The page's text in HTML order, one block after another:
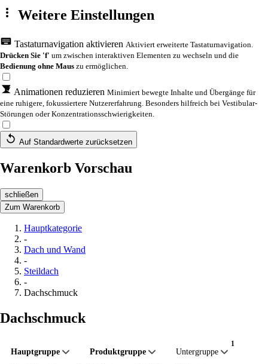
Weitere Einstellungen
Tastaturnavigation aktivieren Aktiviert erweiterte Tastaturnavigation.
Drücken Sie 'f' um zwischen interaktiven Elementen zu wechseln und die
Bedienung ohne Maus zu ermöglichen.
Animationen reduzieren Minimiert bewegte Inhalte und Übergänge für
eine ruhigere, fokussiertere Nutzererfahrung. Besonders hilfreich bei Vestibular-
Störungen oder Konzentrationsschwierigkeiten.
Auf Standardwerte zurücksetzen
Warenkorb Vorschau
schließen
Zum Warenkorb
Hauptkategorie
-
Dach und Wand
-
Steildach
-
Dachschmuck
Dachschmuck
Hauptgruppe Produktgruppe
Untergruppe